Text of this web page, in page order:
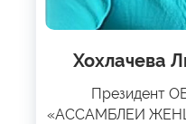
Хохлачева
Президент
«АССАМБЛЕИ